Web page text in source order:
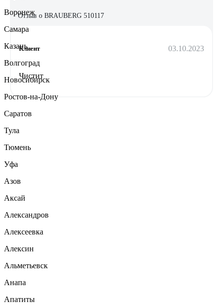
Отзыв о BRAUBERG 510117
Клиент 03.10.2023
Чистит
Воронеж
Самара
Казань
Волгоград
Новосибирск
Ростов-на-Дону
Саратов
Тула
Тюмень
Уфа
Азов
Аксай
Александров
Алексеевка
Алексин
Альметьевск
Анапа
Апатиты